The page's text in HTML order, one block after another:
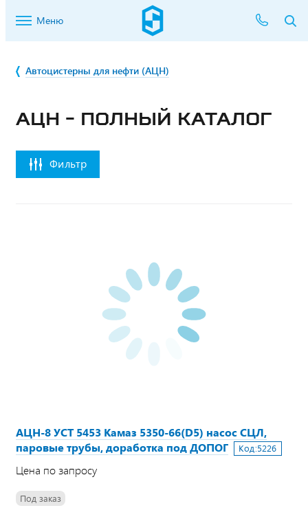
Меню
Автоцистерны для нефти (АЦН)
АЦН - ПОЛНЫЙ КАТАЛОГ
Фильтр
АЦН-8 УСТ 5453 Камаз 5350-66(D5) насос СЦЛ,
паровые трубы, доработка под ДОПОГ
Код:5226
Цена по запросу
Под заказ